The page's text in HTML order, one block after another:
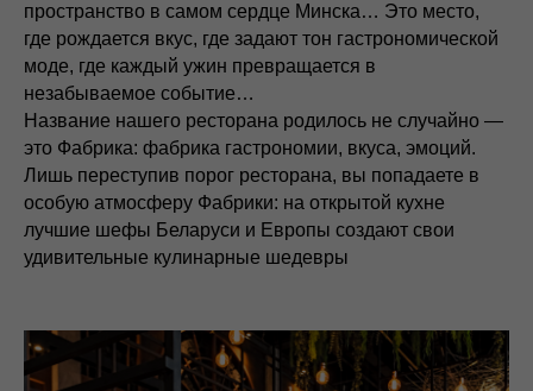
ЗА 1
пространство в самом сердце Минска… Это место,
где рождается вкус, где задают тон гастрономической
моде, где каждый ужин превращается в
незабываемое событие…
Название нашего ресторана родилось не случайно —
это Фабрика: фабрика гастрономии, вкуса, эмоций.
Лишь переступив порог ресторана, вы попадаете в
особую атмосферу Фабрики: на открытой кухне
лучшие шефы Беларуси и Европы создают свои
удивительные кулинарные шедевры